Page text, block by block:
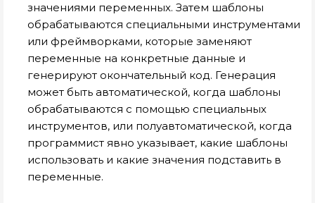
значениями переменных. Затем шаблоны
обрабатываются специальными инструментами
или фреймворками, которые заменяют
переменные на конкретные данные и
генерируют окончательный код. Генерация
может быть автоматической, когда шаблоны
обрабатываются с помощью специальных
инструментов, или полуавтоматической, когда
программист явно указывает, какие шаблоны
использовать и какие значения подставить в
переменные.